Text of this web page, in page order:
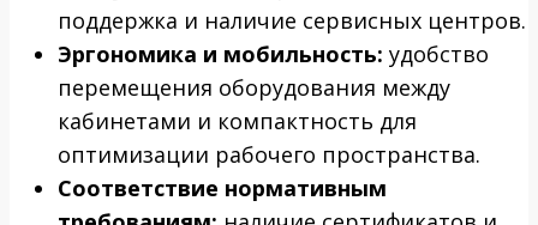
поддержка и наличие сервисных центров.
Эргономика и мобильность: удобство
перемещения оборудования между
кабинетами и компактность для
оптимизации рабочего пространства.
Соответствие нормативным